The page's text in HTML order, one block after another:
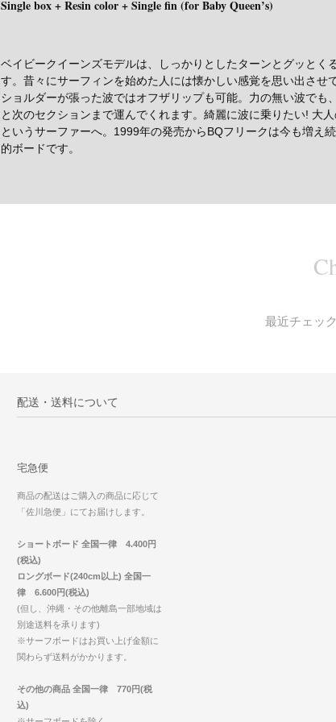
Single box + Resin color + Single fin (for Baby Queen’s)
ベイビークイーンズモデルは、しっかりとしたターンとグッとく
す。昔々にサーフィンを始めた人には懐かしい感覚を思い出させ
ショルダーが張った波ではオフザリップも可能。力の無い波でも
と次のセクションまで運んでくれます。綺麗に波に乗りたい! 大
というサーファーへ。1999年の発売からBQフリークは今も増え
的ボードです。
最近チェッ
配送・送料について
宅急便
商品の配送はご購入の商品に応じて
「佐川急便」にてお届けします。
ショートボード 全国一律 4.400円
(税込)
ロングボード(240cm以上) 全国一
律 6.600円(税込)
(但し、沖縄・その他離島一部地域は
別途送料を承ります)
※サーフボードはお買い上げ金額に
関わらず送料がかかります。
その他の商品 全国一律 770円(税
込)